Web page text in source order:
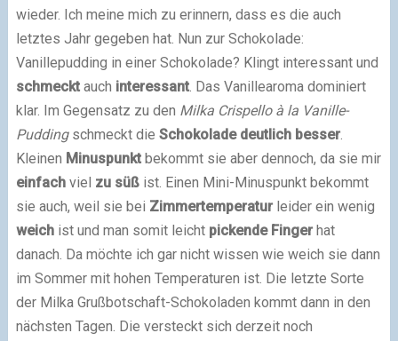
wieder. Ich meine mich zu erinnern, dass es die auch
letztes Jahr gegeben hat. Nun zur Schokolade:
Vanillepudding in einer Schokolade? Klingt interessant und
schmecktauch interessant. Das Vanillearoma dominiert
klar. Im Gegensatz zu den Milka Crispello à la Vanille-
Puddingschmeckt die Schokolade deutlich besser.
Kleinen Minuspunkt bekommt sie aber dennoch, da sie mir
einfach viel zu süß ist. Einen Mini-Minuspunkt bekommt
sie auch, weil sie bei Zimmertemperatur leider ein wenig
weich ist und man somit leicht pickende Finger hat
danach. Da möchte ich gar nicht wissen wie weich sie dann
im Sommer mit hohen Temperaturen ist. Die letzte Sorte
der Milka Grußbotschaft-Schokoladen kommt dann in den
nächsten Tagen. Die versteckt sich derzeit noch